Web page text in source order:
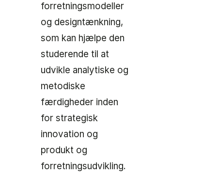
forretningsmodeller
og designtænkning,
som kan hjælpe den
studerende til at
udvikle analytiske og
metodiske
færdigheder inden
for strategisk
innovation og
produkt og
forretningsudvikling.